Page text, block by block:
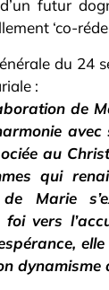
futur
‘co-
du 24
:
de
avec
au
qui
Marie
vers
dynamisme